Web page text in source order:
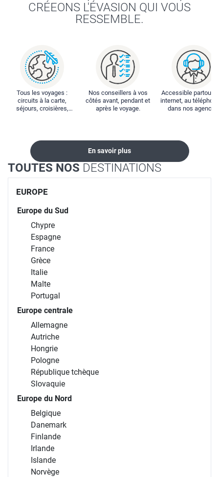
CRÉEONS L'ÉVASION QUI VOUS
RESSEMBLE.
Tous les voyages :
circuits à la carte,
séjours, croisières,
Nos conseillers à vos
côtés avant, pendant et
après le voyage.
Accessible partout :
internet, au
dans nos
En savoir plus
TOUTES NOS DESTINATIONS
EUROPE
Europe du Sud
Chypre
Espagne
France
Grèce
Italie
Malte
Portugal
Europe centrale
Allemagne
Autriche
Hongrie
Pologne
République tchèque
Slovaquie
Europe du Nord
Belgique
Danemark
Finlande
Irlande
Islande
Norvège